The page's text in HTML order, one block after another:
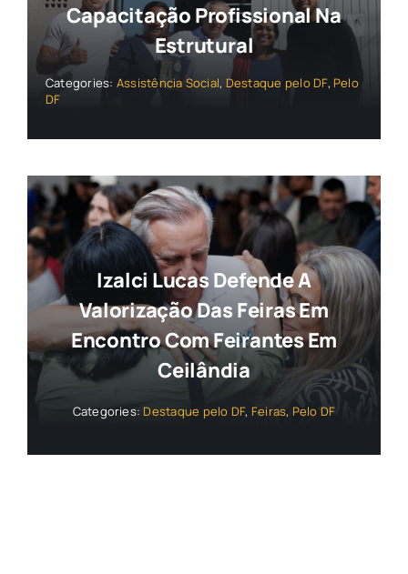
Capacitação Profissional Na
Estrutural
Categories: Assistência Social, Destaque pelo DF, Pelo
DF
Izalci Lucas Defende A
Valorização Das Feiras Em
Encontro Com Feirantes Em
Ceilândia
Categories: Destaque pelo DF, Feiras, Pelo DF